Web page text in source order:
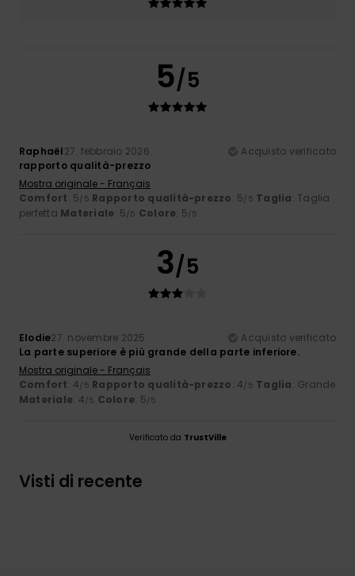
5/5
Raphaël27. febbraio 2026
Acquisto verificato
rapporto qualità-prezzo
Mostra originale - Français
Comfort: 5/5 Rapporto qualità-prezzo: 5/5 Taglia: Taglia
perfetta Materiale: 5/5 Colore: 5/5
3/5
Elodie27. novembre 2025
Acquisto verificato
La parte superiore è più grande della parte inferiore.
Mostra originale - Français
Comfort: 4/5 Rapporto qualità-prezzo: 4/5 Taglia: Grande
Materiale: 4/5 Colore: 5/5
Verificato da TrustVille
Visti di recente